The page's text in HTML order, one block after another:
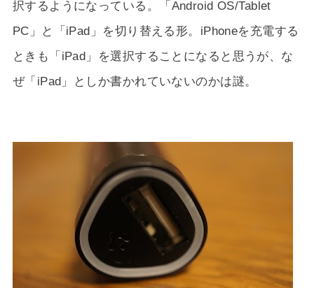
択するようになっている。「Android OS/Tablet
PC」と「iPad」を切り替える形。iPhoneを充電する
ときも「iPad」を選択することになると思うが、な
ぜ「iPad」としか書かれていないのかは謎。